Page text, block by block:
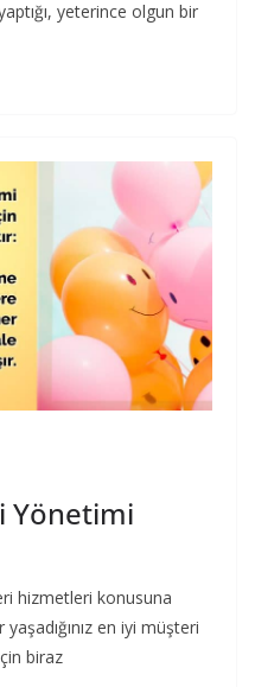
yeterince olgun bir
Yönetimi
hizmetleri konusuna
en iyi müşteri
biraz